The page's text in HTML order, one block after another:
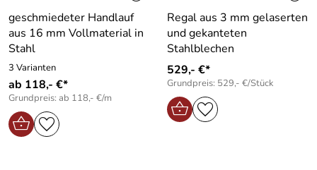
geschmiedeter Handlauf
aus 16 mm Vollmaterial in
Stahl
3 Varianten
ab 118,- €*
Grundpreis: ab 118,- €/m
Regal aus 3 mm gelaserten
und gekanteten
Stahlblechen
529,- €*
Grundpreis: 529,- €/Stück